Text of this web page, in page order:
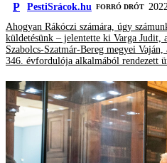
P PestiSrácok.hu FORRÓ DRÓT
Ahogyan Rákóczi számára, úgy
küldetésünk – jelentette ki Varga Judit,
Szabolcs-Szatmár-Bereg megyei
346. évfordulója alkalmából rendezett